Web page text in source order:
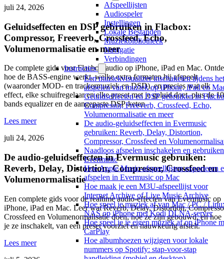
Afspeellijsten
Audiospeler
Instellingen
Lokale Bestanden
Muziekbibliotheek
Navigatie
Verbindingen
Instructies
Een muziekvisualizer inschakelen tijdens het
afspelen van muziek op iPhone, iPad en
Geluidseffecten en DSP gebruiken in
Compressor, Freeverb, Crossfeed, Echo,
Volumenormalisatie en meer
De audio-geluidseffecten in Evermusic
gebruiken: Reverb, Delay, Distortion,
Compressor, Crossfeed en
Naadloos afspelen inschakelen en
Evermusic
Hoe Apple Music-afspeellijsten exporteren
afspelen in Evermusic op Mac
Hoe maak je een M3U-afspeellijst voor
Internet Archive of Live Music Archive
Hoe speel je muziek af van Mac / PC /
NAS op iPhone met Kodi DLNA-server
Hoe speel je je eigen muziek af op iPhone
CarPlay
Hoe albumhoezen wijzigen voor lokale
nummers op Spotify: stap-voor-stap
juli 24, 2026
Geluidseffecten en DSP gebruiken in Flacbox:
Compressor, Freeverb, Crossfeed, Echo,
Volumenormalisatie en meer
De complete gids voor Flacbox-audio op iPhone, iPad en Mac.
hoe de BASS-engine werkt, welke extra formaten hij afspeelt
(waaronder MOD- en trackermuziek en DSD), en precies wat elk
effect, elke schuifregelaar en elke preset met je geluid doet, plus de
bands equalizer en de aangepaste DSP-keten.
Lees meer
juli 24, 2026
De audio-geluidseffecten in Evermusic gebruiken:
Reverb, Delay, Distortion, Compressor, Crossfeed en
Volumenormalisatie
Een complete gids voor de realtime audio-effecten van Evermusic op
iPhone, iPad en Mac. Leer wat Reverb, Delay, Distortion,
Crossfeed en Volumenormalisatie doen, hoe ze zijn gebouwd, en hoe
je ze inschakelt, van een preset voorziet en nauwkeurig afstelt.
Lees meer